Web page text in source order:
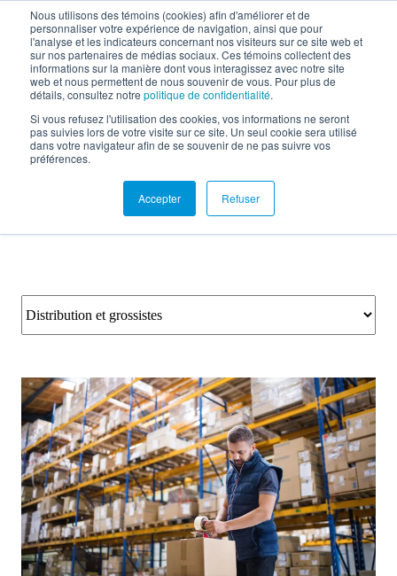
Nous utilisons des témoins (cookies) afin d'améliorer et de
personnaliser votre expérience de navigation, ainsi que pour
l'analyse et les indicateurs concernant nos visiteurs sur ce site web et
sur nos partenaires de médias sociaux. Ces témoins collectent des
informations sur la manière dont vous interagissez avec notre site
web et nous permettent de nous souvenir de vous. Pour plus de
détails, consultez notre politique de confidentialité.
Si vous refusez l'utilisation des cookies, vos informations ne seront
pas suivies lors de votre visite sur ce site. Un seul cookie sera utilisé
dans votre navigateur afin de se souvenir de ne pas suivre vos
préférences.
Accepter Refuser
Documentation